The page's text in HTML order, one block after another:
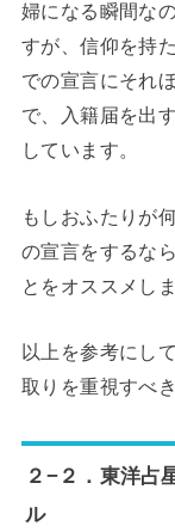
婦になる瞬間な
すが、信仰を持
での宣言にそれ
で、入籍届を出
しています。
もしおふたりが
の宣言をするな
とをオススメしま
以上を参考にし
取りを重視すべ
２−２．東洋占
ル